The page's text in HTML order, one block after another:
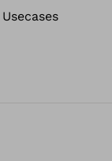
Usecases